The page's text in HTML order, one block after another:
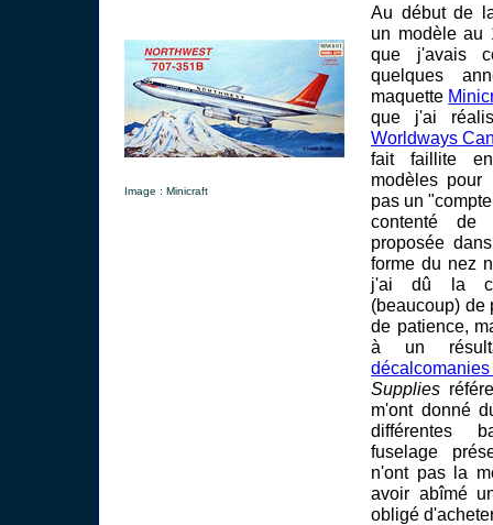
Image : Minicraft
Au début de
un modèle au
que j'avais
quelques
maquette
que j'ai
Worldways
fait faillite
modèles pour
pas un
contenté de
proposée
forme du nez
j'ai dû la
(beaucoup) de
de patience,
à un
Supplies
m'ont donné
différentes
fuselage
n'ont pas la
avoir abîmé
obligé